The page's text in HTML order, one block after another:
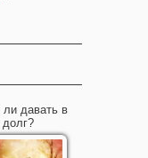
ли давать в
долг?